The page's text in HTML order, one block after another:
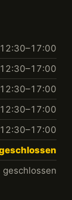
geschlossen